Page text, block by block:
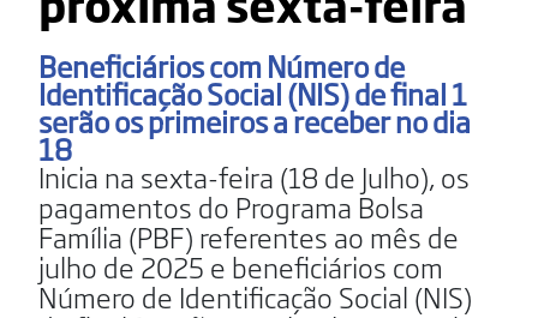
Beneficiários com Número de
Identificação Social (NIS) de final 1
serão os primeiros a receber no dia
18
Inicia na sexta-feira (18 de Julho), os
pagamentos do Programa Bolsa
Família (PBF) referentes ao mês de
julho de 2025 e beneficiários com
Número de Identificação Social (NIS)